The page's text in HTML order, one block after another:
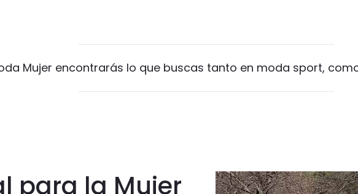
Mujer encontrarás lo que buscas tanto en moda sport,
para la Mujer